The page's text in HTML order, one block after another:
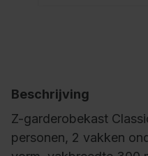
Beschrijving
Z-garderobekast
personen, 2 vakken